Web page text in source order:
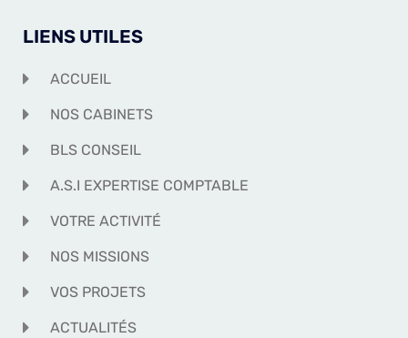
LIENS UTILES
ACCUEIL
NOS CABINETS
BLS CONSEIL
A.S.I EXPERTISE COMPTABLE
VOTRE ACTIVITÉ
NOS MISSIONS
VOS PROJETS
ACTUALITÉS